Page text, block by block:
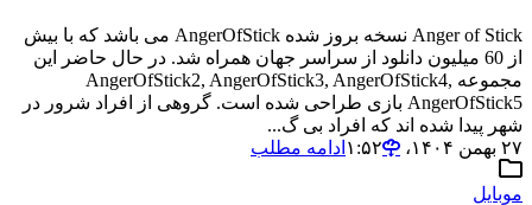
Anger of Stick نسخه بروز شده AngerOfStick می باشد که با بیش
از 60 میلیون دانلود از سراسر جهان همراه شد. در حال حاضر این
مجموعه AngerOfStick2, AngerOfStick3, AngerOfStick4,
AngerOfStick5 بازی طراحی شده است. گروهی از افراد شرور در
شهر پیدا شده اند که افراد بی گ...
۲۷ بهمن ۱۴۰۴،‏ ۱:۵۲
ادامه مطلب
موبایل